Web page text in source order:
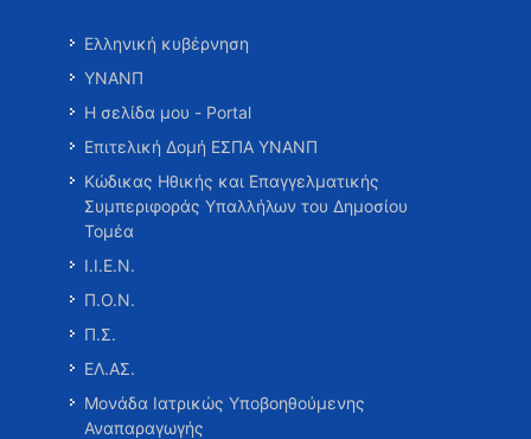
Ελληνική κυβέρνηση
ΥΝΑΝΠ
Η σελίδα μου - Portal
Επιτελική Δομή ΕΣΠΑ ΥΝΑΝΠ
Κώδικας Ηθικής και Επαγγελματικής
Συμπεριφοράς Υπαλλήλων του Δημοσίου
Τομέα
Ι.Ι.Ε.Ν.
Π.Ο.Ν.
Π.Σ.
ΕΛ.ΑΣ.
Μονάδα Ιατρικώς Υποβοηθούμενης
Αναπαραγωγής